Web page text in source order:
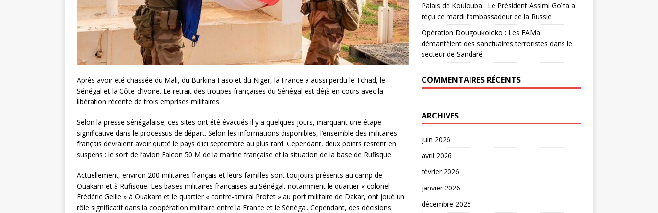
Après avoir été chassée du Mali, du Burkina Faso et du Niger, la France a aussi perdu le Tchad, le
Sénégal et la Côte-d’Ivoire. Le retrait des troupes françaises du Sénégal est déjà en cours avec la
libération récente de trois emprises militaires.
Selon la presse sénégalaise, ces sites ont été évacués il y a quelques jours, marquant une étape
significative dans le processus de départ. Selon les informations disponibles, l’ensemble des militaires
français devraient avoir quitté le pays d’ici septembre au plus tard. Cependant, deux points restent en
suspens : le sort de l’avion Falcon 50 M de la marine française et la situation de la base de Rufisque.
Actuellement, environ 200 militaires français et leurs familles sont toujours présents au camp de
Ouakam et à Rufisque. Les bases militaires françaises au Sénégal, notamment le quartier « colonel
Frédéric Geille » à Ouakam et le quartier « contre-amiral Protet » au port militaire de Dakar, ont joué un
rôle significatif dans la coopération militaire entre la France et le Sénégal. Cependant, des décisions
Palais de Koulouba : Le Président Assimi Goïta a
reçu ce mardi l’ambassadeur de la Russie
Opération Dougoukoloko : Les FAMa
démantèlent des sanctuaires terroristes dans le
secteur de Sandaré
COMMENTAIRES RÉCENTS
ARCHIVES
juin 2026
avril 2026
février 2026
janvier 2026
décembre 2025